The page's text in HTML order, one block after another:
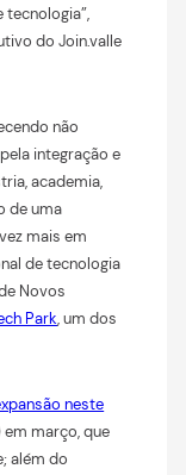
do Join.valle
não
integração e
academia,
de uma
mais em
de tecnologia
Novos
Park, um dos
neste
março, que
além do